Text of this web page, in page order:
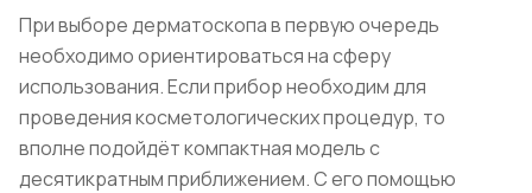
При выборе дерматоскопа в первую очередь
необходимо ориентироваться на сферу
использования. Если прибор необходим для
проведения косметологических процедур, то
вполне подойдёт компактная модель с
десятикратным приближением. С его помощью